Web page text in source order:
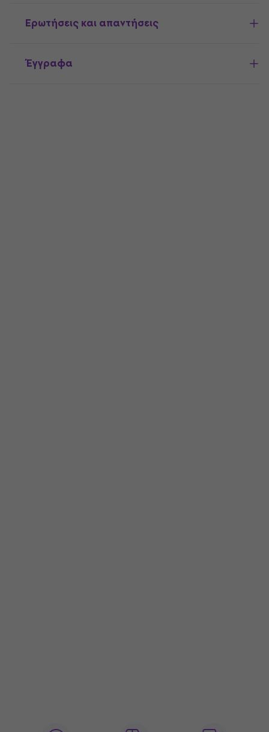
Ερωτήσεις και απαντήσεις
Έγγραφα